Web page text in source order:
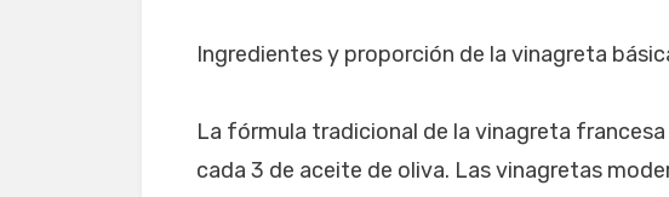
Ingredientes y proporción de la vinagreta
La fórmula tradicional de la vinagreta
cada 3 de aceite de oliva. Las vinagretas